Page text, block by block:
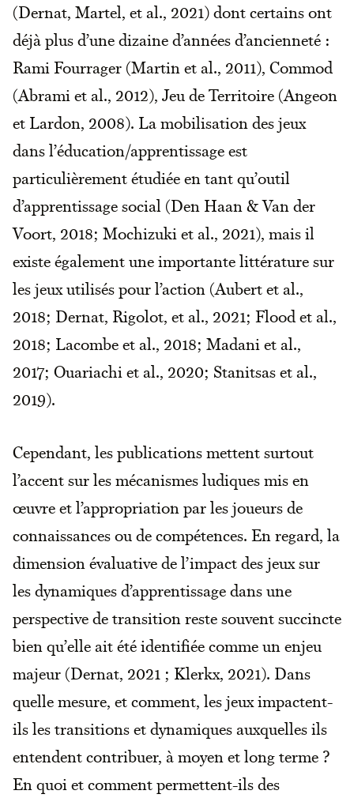
(Dernat, Martel, et al., 2021) dont certains ont
déjà plus d’une dizaine d’années d’ancienneté :
Rami Fourrager (Martin et al., 2011), Commod
(Abrami et al., 2012), Jeu de Territoire (Angeon
et Lardon, 2008). La mobilisation des jeux
dans l’éducation/apprentissage est
particulièrement étudiée en tant qu’outil
d’apprentissage social (Den Haan & Van der
Voort, 2018; Mochizuki et al., 2021), mais il
existe également une importante littérature sur
les jeux utilisés pour l’action (Aubert et al.,
2018; Dernat, Rigolot, et al., 2021; Flood et al.,
2018; Lacombe et al., 2018; Madani et al.,
2017; Ouariachi et al., 2020; Stanitsas et al.,
2019).
Cependant, les publications mettent surtout
l’accent sur les mécanismes ludiques mis en
œuvre et l’appropriation par les joueurs de
connaissances ou de compétences. En regard, la
dimension évaluative de l’impact des jeux sur
les dynamiques d’apprentissage dans une
perspective de transition reste souvent succincte
bien qu’elle ait été identifiée comme un enjeu
majeur (Dernat, 2021 ; Klerkx, 2021). Dans
quelle mesure, et comment, les jeux impactent-
ils les transitions et dynamiques auxquelles ils
entendent contribuer, à moyen et long terme ?
En quoi et comment permettent-ils des